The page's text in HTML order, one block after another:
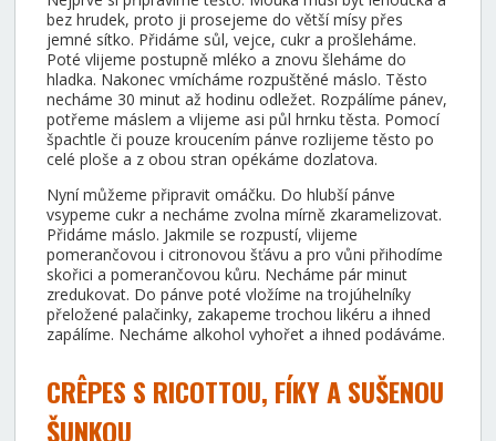
bez hrudek, proto ji prosejeme do větší mísy přes
jemné sítko. Přidáme sůl, vejce, cukr a prošleháme.
Poté vlijeme postupně mléko a znovu šleháme do
hladka. Nakonec vmícháme rozpuštěné máslo. Těsto
necháme 30 minut až hodinu odležet. Rozpálíme pánev,
potřeme máslem a vlijeme asi půl hrnku těsta. Pomocí
špachtle či pouze kroucením pánve rozlijeme těsto po
celé ploše a z obou stran opékáme dozlatova.
Nyní můžeme připravit omáčku. Do hlubší pánve
vsypeme cukr a necháme zvolna mírně zkaramelizovat.
Přidáme máslo. Jakmile se rozpustí, vlijeme
pomerančovou i citronovou šťávu a pro vůni přihodíme
skořici a pomerančovou kůru. Necháme pár minut
zredukovat. Do pánve poté vložíme na trojúhelníky
přeložené palačinky, zakapeme trochou likéru a ihned
zapálíme. Necháme alkohol vyhořet a ihned podáváme.
CRÊPES S RICOTTOU, FÍKY A SUŠENOU
ŠUNKOU